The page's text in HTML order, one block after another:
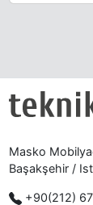
Masko
Başakşehir /
+90(212)